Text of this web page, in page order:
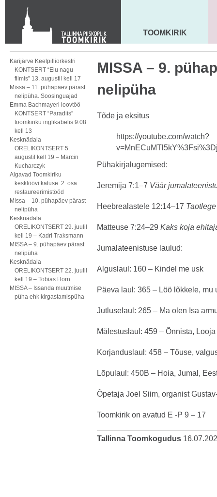
KONTAKT
Toom-Kooli 6, 10130 TALLINN
tallinna.toom@eelk.ee
MAARJA KIRIK
TOOMKIRIK
Karijärve Keelpilliorkestri
KONTSERT “Elu nagu
filmis” 13. augustil kell 17
Missa – 11. pühapäev pärast
nelipüha. Soosinguajad
Emma Bachmayeri loovtöö
KONTSERT “Paradiis”
toomkiriku inglikabelis 9.08
kell 13
Kesknädala
ORELIKONTSERT 5.
augustil kell 19 – Marcin
Kucharczyk
Algavad Toomkiriku
kesklöövi katuse 2. osa
restaureerimistööd
Missa – 10. pühapäev pärast
nelipüha
Kesknädala
ORELIKONTSERT 29. juulil
kell 19 – Kadri Traksmann
MISSA – 9. pühapäev pärast
nelipüha
Kesknädala
ORELIKONTSERT 22. juulil
kell 19 – Tobias Horn
MISSA – Issanda muutmise
püha ehk kirgastamispüha
MISSA – 9.
nelipüha
Tõde ja eksitus
https://youtube.com/watch?
Pühakirjalugemised:
Jeremija 7:1–7 Väär
Heebrealastele 12:14–17
Matteuse 7:24–29 Kaks koja
Jumalateenistuse laulud:
Alguslaul: 160 – Kindel me usk
Päeva laul: 365 – Löö lõkkele, mu
Jutluselaul: 265 – Ma olen Isa
Mälestuslaul: 459 – Õnnista, Looja
Korjanduslaul: 458 – Tõuse,
Lõpulaul: 450B – Hoia, Jumal,
Õpetaja Joel Siim, organist
Toomkirik on avatud E -P 9 – 17
Tallinna Toomkogudus